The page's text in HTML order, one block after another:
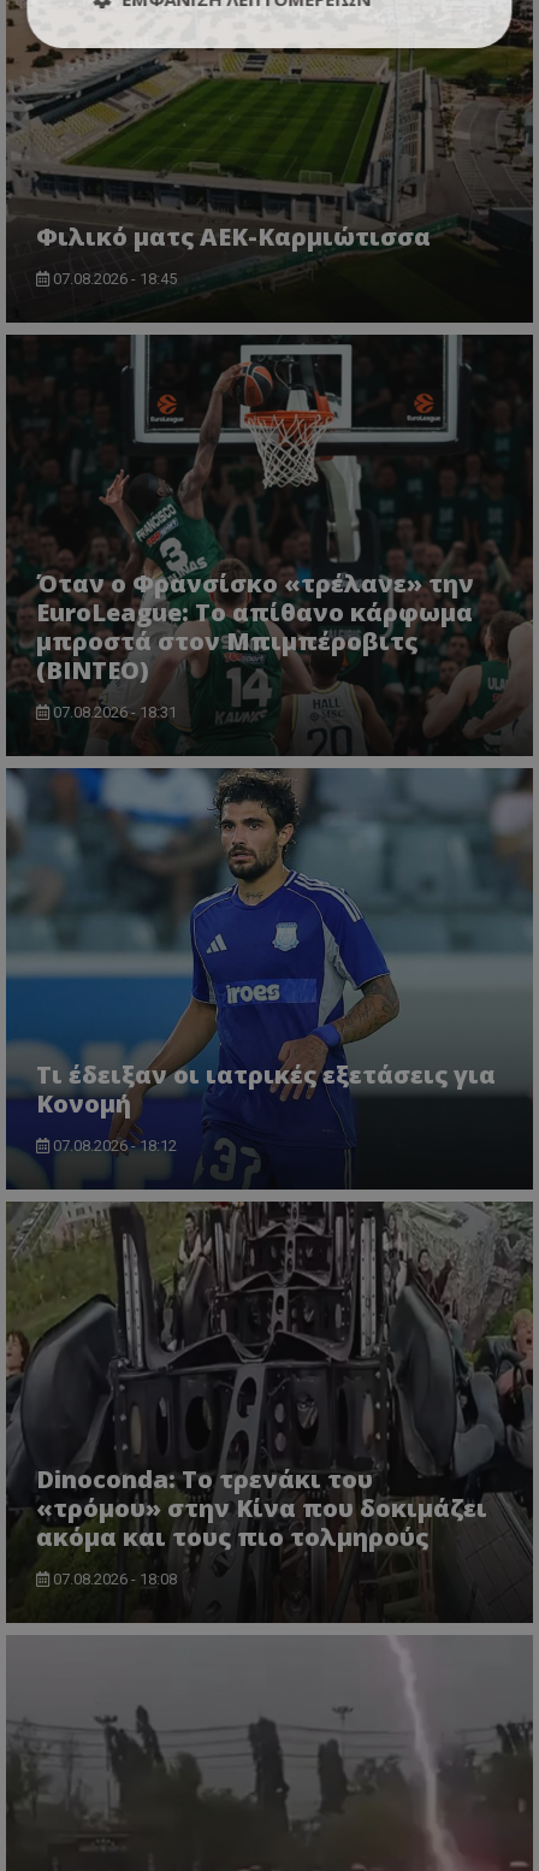
Φιλικό ματς ΑΕΚ-Καρμιώτισσα
07.08.2026 - 18:45
Όταν ο Φρανσίσκο «τρέλανε» την
EuroLeague: Το απίθανο κάρφωμα
μπροστά στον Μπιμπέροβιτς
(ΒΙΝΤΕΟ)
07.08.2026 - 18:31
Τι έδειξαν οι ιατρικές εξετάσεις για
Κονομή
07.08.2026 - 18:12
Dinoconda: Το τρενάκι του
«τρόμου» στην Κίνα που δοκιμάζει
ακόμα και τους πιο τολμηρούς
07.08.2026 - 18:08